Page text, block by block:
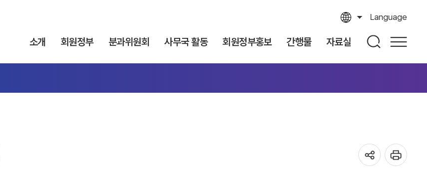
Language
소개 회원정부 분과위원회 사무국 활동 회원정부홍보 간행물 자료실